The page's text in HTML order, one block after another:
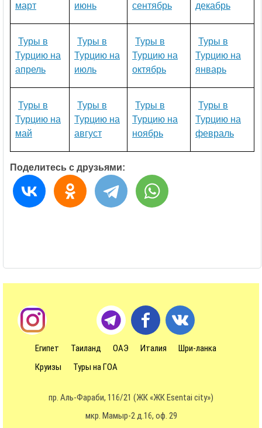
март
июнь
сентябрь
декабрь
Туры в
Турцию на
апрель
Туры в
Турцию на
июль
Туры в
Турцию на
октябрь
Туры в
Турцию на
январь
Туры в
Турцию на
май
Туры в
Турцию на
август
Туры в
Турцию на
ноябрь
Туры в
Турцию на
февраль
Поделитесь с друзьями:
Египет Таиланд ОАЭ Италия
Шри-ланка
Круизы
Туры на ГОА
пр. Аль-Фараби, 116/21 (ЖК «ЖК Esentai city»)
мкр. Мамыр-2 д.16, оф. 29